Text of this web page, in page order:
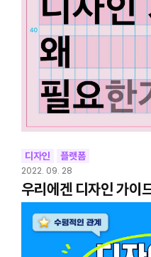
디자인 플랫폼
2022. 09. 28
우리에겐 디자인 가이